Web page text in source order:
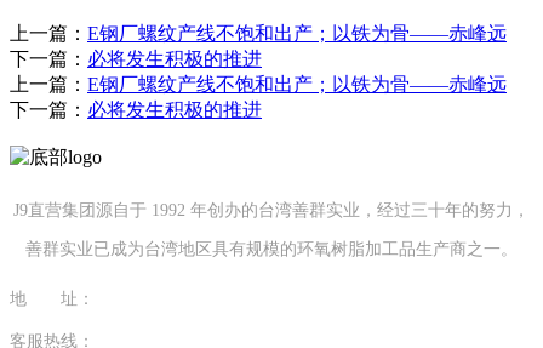
上一篇： E钢厂螺纹产线不饱和出产；以铁为骨——赤峰远
下一篇： 必将发生积极的推进
上一篇： E钢厂螺纹产线不饱和出产；以铁为骨——赤峰远
下一篇： 必将发生积极的推进
J9直营集团源自于 1992 年创办的台湾善群实业，经过三十年的努力，
善群实业已成为台湾地区具有规模的环氧树脂加工品生产商之一。
地 址：
客服热线：